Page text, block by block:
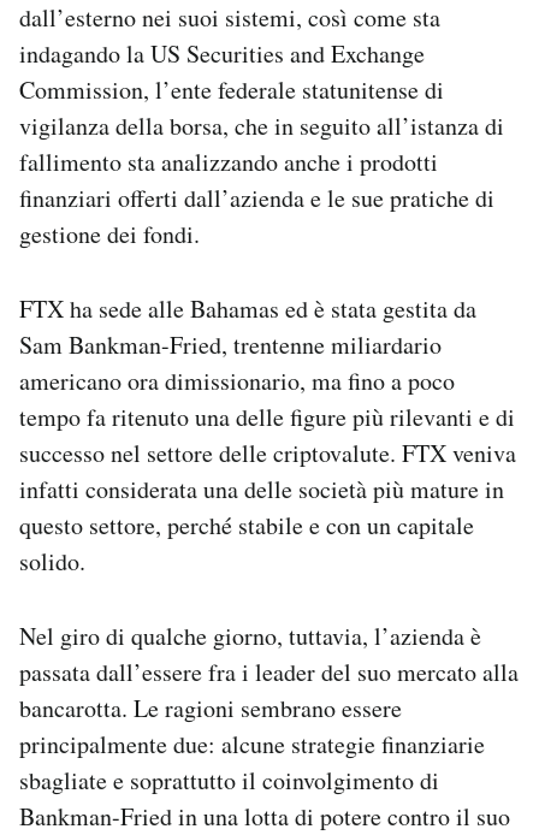
dall’esterno nei suoi sistemi, così come sta
indagando la US Securities and Exchange
Commission, l’ente federale statunitense di
vigilanza della borsa, che in seguito all’istanza di
fallimento sta analizzando anche i prodotti
finanziari offerti dall’azienda e le sue pratiche di
gestione dei fondi.
FTX ha sede alle Bahamas ed è stata gestita da
Sam Bankman-Fried, trentenne miliardario
americano ora dimissionario, ma fino a poco
tempo fa ritenuto una delle figure più rilevanti e di
successo nel settore delle criptovalute. FTX veniva
infatti considerata una delle società più mature in
questo settore, perché stabile e con un capitale
solido.
Nel giro di qualche giorno, tuttavia, l’azienda è
passata dall’essere fra i leader del suo mercato alla
bancarotta. Le ragioni sembrano essere
principalmente due: alcune strategie finanziarie
sbagliate e soprattutto il coinvolgimento di
Bankman-Fried in una lotta di potere contro il suo